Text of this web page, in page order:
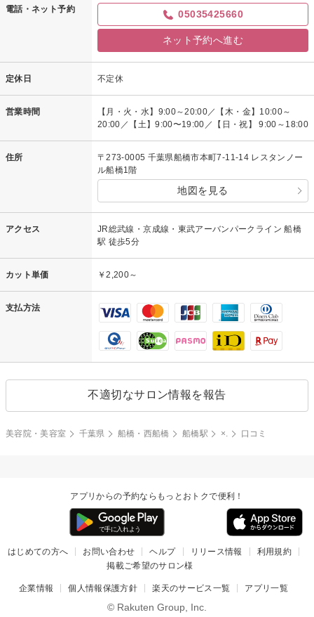
電話・ネット予約 05035425660
ネット予約へ進む
定休日 不定休
営業時間
【月・火・水】9:00～20:00／【木・金】10:00～
20:00／【土】9:00〜19:00／【日・祝】 9:00～18:00
住所
〒273-0005 千葉県船橋市本町7-11-14 レスタンノー
ル船橋1階
地図を見る
アクセス
JR総武線・京成線・東武アーバンパークライン 船橋
駅 徒歩5分
カット単価 ￥2,200～
支払方法
不適切なサロン情報を報告
美容院・美容室 千葉県 船橋・西船橋 船橋駅 ×. 口コミ
アプリからの予約ならもっとおトクで便利！
はじめての方へ お問い合わせ ヘルプ リリース情報
利用規約
掲載ご希望のサロン様
企業情報 個人情報保護方針 楽天のサービス一覧 アプリ一覧
© Rakuten Group, Inc.